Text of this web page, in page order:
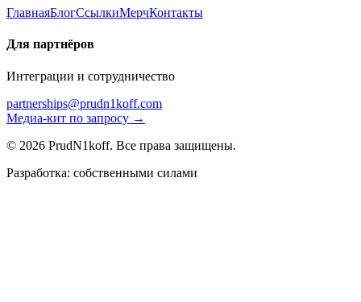
ГлавнаяБлогСсылкиМерчКонтакты
Для партнёров
Интеграции и сотрудничество
partnerships@prudn1koff.com
Медиа-кит по запросу →
© 2026 PrudN1koff. Все права защищены.
Разработка: собственными силами